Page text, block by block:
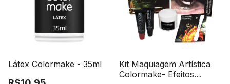
Látex Colormake - 35ml
Kit Maquiagem Artística
Colormake- Efeitos